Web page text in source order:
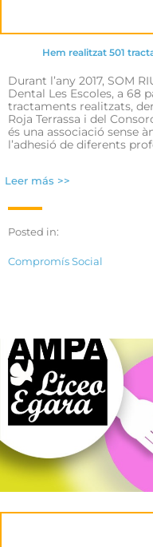
Hem realitzat 501
Durant l’any 2017, SOM
Dental Les Escoles, a 68
tractaments realitzats,
Roja Terrassa i del
és una associació sense
l’adhesió de diferents
Leer más >>
Posted in:
Compromís Social